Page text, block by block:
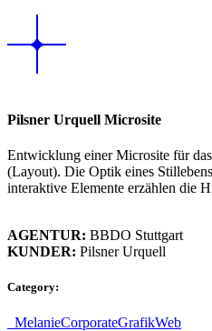
Pilsner Urquell Microsite
Entwicklung einer Microsite für
(Layout). Die Optik eines
interaktive Elemente erzählen die
AGENTUR: BBDO Stuttgart
KUNDER: Pilsner Urquell
Category:
_MelanieCorporateGrafikWeb